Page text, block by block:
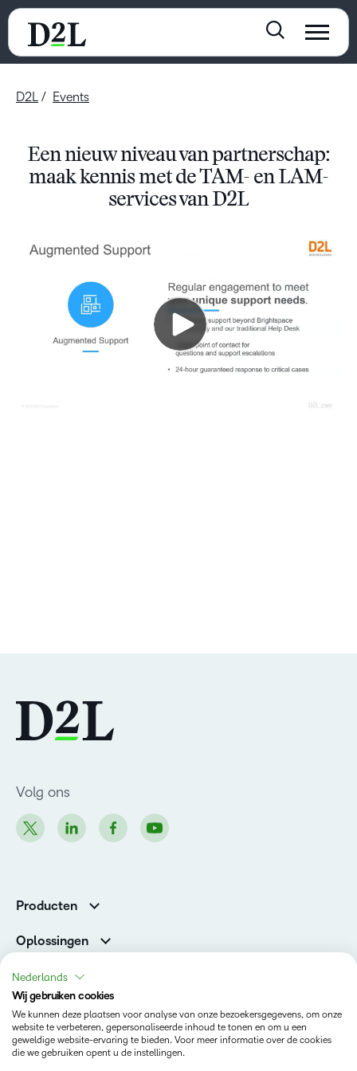
D2L Events
Een nieuw niveau van partnerschap:
maak kennis met de TAM- en LAM-
services van D2L
Volg ons
Producten
Diensten en ondersteuning
Oplossingen
Investor Relations
Toestand
Privacy op D2L.com
Nederlands
Wij gebruiken cookies
We kunnen deze plaatsen voor analyse van onze bezoekersgegevens, om onze
website te verbeteren, gepersonaliseerde inhoud te tonen en om u een
geweldige website-ervaring te bieden. Voor meer informatie over de cookies
die we gebruiken opent u de instellingen.